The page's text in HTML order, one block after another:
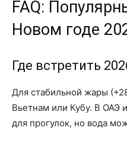
FAQ:
Новом годе
Где встретить
Для стабильной жары
Вьетнам или Кубу. В ОАЭ
для прогулок, но вода